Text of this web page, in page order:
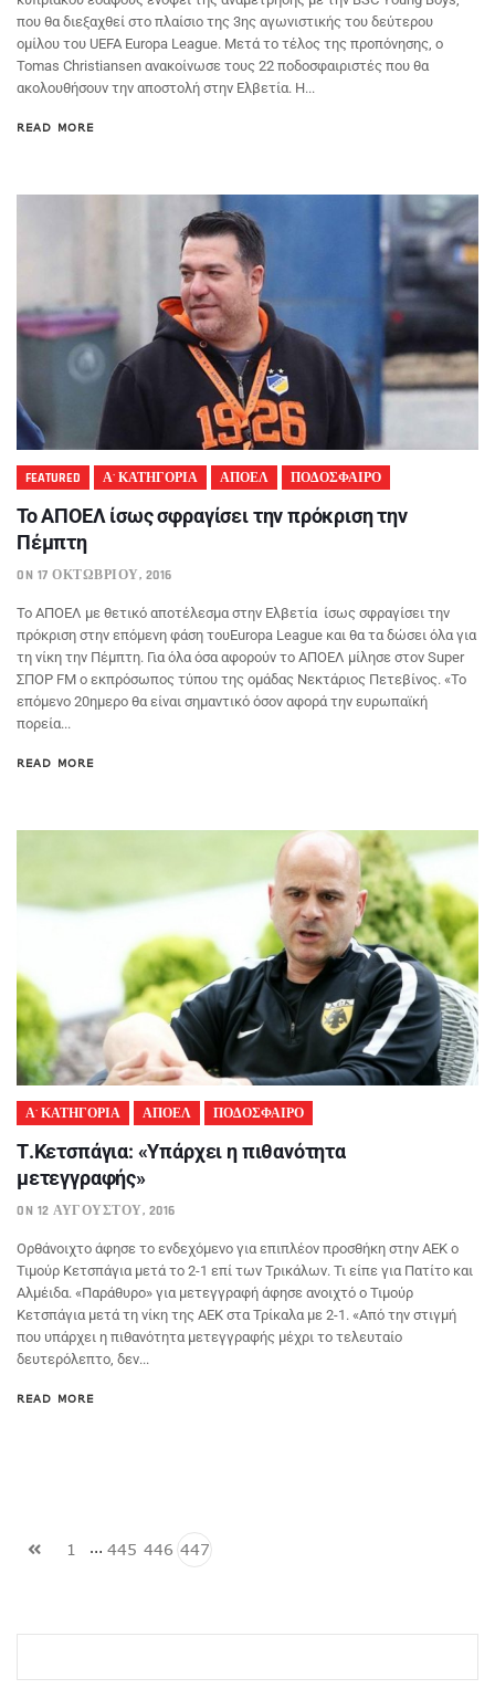
που θα διεξαχθεί στο πλαίσιο της 3ης αγωνιστικής του δεύτερου
ομίλου του UEFA Europa League. Μετά το τέλος της προπόνησης, ο
Tomas Christiansen ανακοίνωσε τους 22 ποδοσφαιριστές που θα
ακολουθήσουν την αποστολή στην Ελβετία. Η...
READ MORE
FEATURED Α' ΚΑΤΗΓΟΡΙΑ ΑΠΟΕΛ ΠΟΔΟΣΦΑΙΡΟ
Το ΑΠΟΕΛ ίσως σφραγίσει την πρόκριση την
Πέμπτη
ON 17 ΟΚΤΩΒΡΊΟΥ, 2016
Το ΑΠΟΕΛ με θετικό αποτέλεσμα στην Ελβετία ίσως σφραγίσει την
πρόκριση στην επόμενη φάση τουEuropa League και θα τα δώσει όλα για
τη νίκη την Πέμπτη. Για όλα όσα αφορούν το ΑΠΟΕΛ μίλησε στον Super
ΣΠΟΡ FM ο εκπρόσωπος τύπου της ομάδας Νεκτάριος Πετεβίνος. «Το
επόμενο 20ημερο θα είναι σημαντικό όσον αφορά την ευρωπαϊκή
πορεία...
READ MORE
Α' ΚΑΤΗΓΟΡΙΑ ΑΠΟΕΛ ΠΟΔΟΣΦΑΙΡΟ
Τ.Κετσπάγια: «Υπάρχει η πιθανότητα
μετεγγραφής»
ON 12 ΑΥΓΟΎΣΤΟΥ, 2016
Ορθάνοιχτο άφησε το ενδεχόμενο για επιπλέον προσθήκη στην ΑΕΚ ο
Τιμούρ Κετσπάγια μετά το 2-1 επί των Τρικάλων. Τι είπε για Πατίτο και
Αλμέιδα. «Παράθυρο» για μετεγγραφή άφησε ανοιχτό ο Τιμούρ
Κετσπάγια μετά τη νίκη της ΑΕΚ στα Τρίκαλα με 2-1. «Από την στιγμή
που υπάρχει η πιθανότητα μετεγγραφής μέχρι το τελευταίο
δευτερόλεπτο, δεν...
READ MORE
1 … 445 446 447